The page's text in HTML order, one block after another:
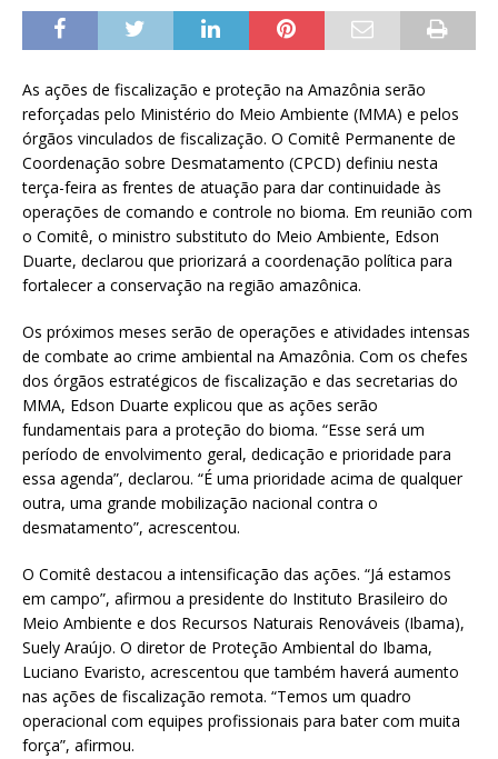
As ações de fiscalização e proteção na Amazônia serão
reforçadas pelo Ministério do Meio Ambiente (MMA) e pelos
órgãos vinculados de fiscalização. O Comitê Permanente de
Coordenação sobre Desmatamento (CPCD) definiu nesta
terça-feira as frentes de atuação para dar continuidade às
operações de comando e controle no bioma. Em reunião com
o Comitê, o ministro substituto do Meio Ambiente, Edson
Duarte, declarou que priorizará a coordenação política para
fortalecer a conservação na região amazônica.
Os próximos meses serão de operações e atividades intensas
de combate ao crime ambiental na Amazônia. Com os chefes
dos órgãos estratégicos de fiscalização e das secretarias do
MMA, Edson Duarte explicou que as ações serão
fundamentais para a proteção do bioma. “Esse será um
período de envolvimento geral, dedicação e prioridade para
essa agenda”, declarou. “É uma prioridade acima de qualquer
outra, uma grande mobilização nacional contra o
desmatamento”, acrescentou.
O Comitê destacou a intensificação das ações. “Já estamos
em campo”, afirmou a presidente do Instituto Brasileiro do
Meio Ambiente e dos Recursos Naturais Renováveis (Ibama),
Suely Araújo. O diretor de Proteção Ambiental do Ibama,
Luciano Evaristo, acrescentou que também haverá aumento
nas ações de fiscalização remota. “Temos um quadro
operacional com equipes profissionais para bater com muita
força”, afirmou.